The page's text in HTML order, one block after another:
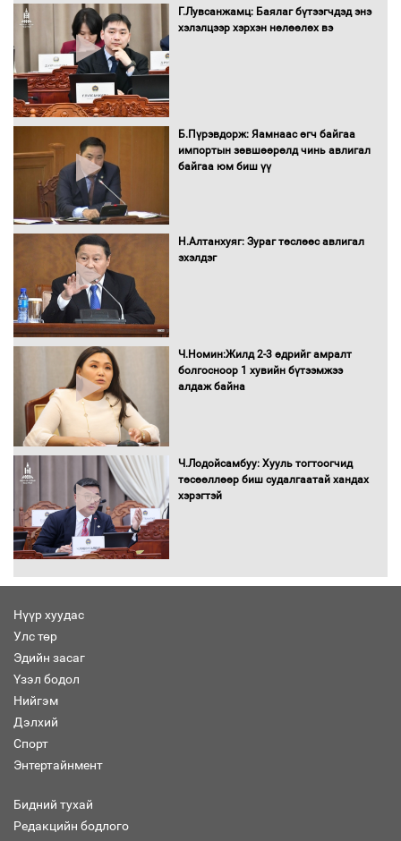
шилжиж, найр наадам, зөвлөгөөн,
гадаад томилолтыг хориглолоо
Г.Лувсанжамц: Баялаг бүтээгчдэд энэ
хэлэлцээр хэрхэн нөлөөлөх вэ
Б.Пүрэвдорж: Яамнаас өгч байгаа
импортын зөвшөөрөлд чинь авлигал
байгаа юм биш үү
Н.Алтанхуяг: Зураг төслөөс авлигал
эхэлдэг
Ч.Номин:Жилд 2-3 өдрийг амралт
болгосноор 1 хувийн бүтээмжээ
алдаж байна
Ч.Лодойсамбуу: Хууль тогтоогчид
төсөөллөөр биш судалгаатай хандах
хэрэгтэй
Нүүр хуудас
Улс төр
Эдийн засаг
Үзэл бодол
Нийгэм
Дэлхий
Спорт
Энтертайнмент
Бидний тухай
Редакцийн бодлого